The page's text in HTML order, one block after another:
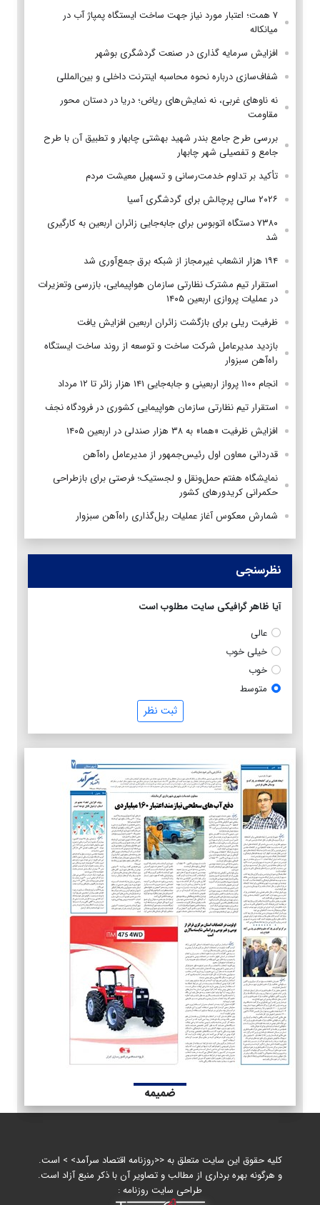
۷ همت؛ اعتبار مورد نیاز جهت ساخت ایستگاه پمپاژ آب در
میانکاله
افزایش سرمایه گذاری در صنعت گردشگری بوشهر
شفاف‌سازی درباره نحوه محاسبه اینترنت داخلی و بین‌المللی
نه ناوهای غربی، نه نمایش‌های ریاض؛ دریا در دستان محور
مقاومت
بررسی طرح جامع بندر شهید بهشتی چابهار و تطبیق آن با طرح
جامع و تفصیلی شهر چابهار
تأکید بر تداوم خدمت‌رسانی و تسهیل معیشت مردم
۲۰۲۶ سالی پرچالش برای گردشگری آسیا
۷۳۸۰ دستگاه اتوبوس برای جابه‌جایی زائران اربعین به‌ کارگیری
شد
۱۹۴ هزار انشعاب غیرمجاز از شبکه برق جمع‌آوری شد
استقرار تیم مشترک نظارتی سازمان هواپیمایی، بازرسی وتعزیرات
در عملیات پروازی اربعین ۱۴۰۵
ظرفیت ریلی برای بازگشت زائران اربعین افزایش یافت
بازدید مدیرعامل شرکت ساخت و توسعه از روند ساخت ایستگاه
راه‌آهن سبزوار
انجام ۱۱۰۰ پرواز اربعینی و جابه‌جایی ۱۴۱ هزار زائر تا ۱۲ مرداد
استقرار تیم‌ نظارتی سازمان هواپیمایی کشوری در فرودگاه نجف
افزایش ظرفیت «هما» به ۳۸ هزار صندلی در اربعین ۱۴۰۵
قدردانی معاون اول رئیس‌جمهور از مدیرعامل راه‌آهن
نمایشگاه هفتم حمل‌ونقل و لجستیک؛ فرصتی برای بازطراحی
حکمرانی کریدورهای کشور
شمارش معکوس آغاز عملیات ریل‌گذاری راه‌آهن سبزوار
نظرسنجی
آیا ظاهر گرافیکی سایت مطلوب است
عالی
خیلی خوب
خوب
متوسط
ثبت نظر
ضمیمه
کلیه حقوق این سایت متعلق به <<روزنامه اقتصاد سرآمد> > است.
و هرگونه بهره برداری از مطالب و تصاویر آن با ذکر منبع آزاد است.
طراحی سایت روزنامه :